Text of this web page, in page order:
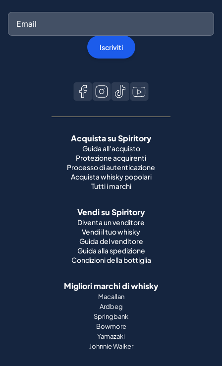
Iscriviti
Acquista su Spiritory
Guida all'acquisto
Protezione acquirenti
Processo di autenticazione
Acquista whisky popolari
Tutti i marchi
Vendi su Spiritory
Diventa un venditore
Vendi il tuo whisky
Guida del venditore
Guida alla spedizione
Condizioni della bottiglia
Migliori marchi di whisky
Macallan
Ardbeg
Springbank
Bowmore
Yamazaki
Johnnie Walker